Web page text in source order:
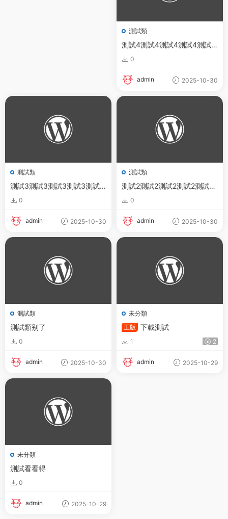
測試類
測試4測試4測試4測試4測試4
測試4測試4測試4測試4測試4
0
admin 2025-10-30
測試類
測試3測試3測試3測試3測試3
測試3測試3測試3測試3測試3
測試3測試3測試3測試3
0
admin 2025-10-30
測試類
測試2測試2測試2測試2測試2
測試2測試2測試2測試2測試2
測試2
0
admin 2025-10-30
測試類
測試類别了
0
admin 2025-10-30
未分類
正版
下載測試
1 2
admin 2025-10-29
未分類
測試看看得
0
admin 2025-10-29